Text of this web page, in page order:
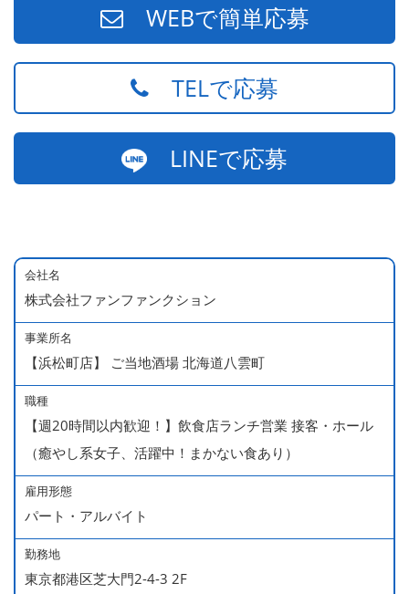
WEBで簡単応募
TELで応募
LINEで応募
会社名
株式会社ファンファンクション
事業所名
【浜松町店】 ご当地酒場 北海道八雲町
職種
【週20時間以内歓迎！】飲食店ランチ営業 接客・ホール
（癒やし系女子、活躍中！まかない食あり）
雇用形態
パート・アルバイト
勤務地
東京都港区芝大門2-4-3 2F